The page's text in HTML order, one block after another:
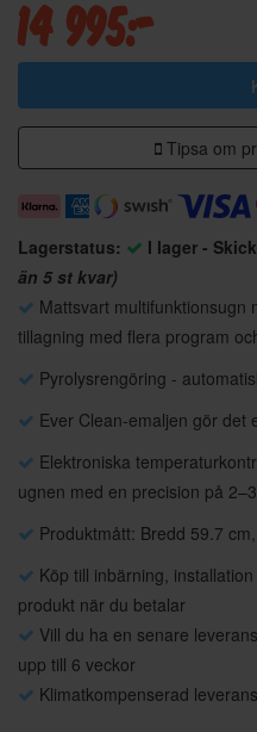
14 995:-
Tipsa om
Lagerstatus: I lager -
än 5 st kvar)
Mattsvart multifunktionsugn
tillagning med flera program
Pyrolysrengöring -
Ever Clean-emaljen gör det
Elektroniska
ugnen med en precision på
Produktmått: Bredd 59.7
Köp till inbärning,
produkt när du betalar
Vill du ha en senare
upp till 6 veckor
Klimatkompenserad